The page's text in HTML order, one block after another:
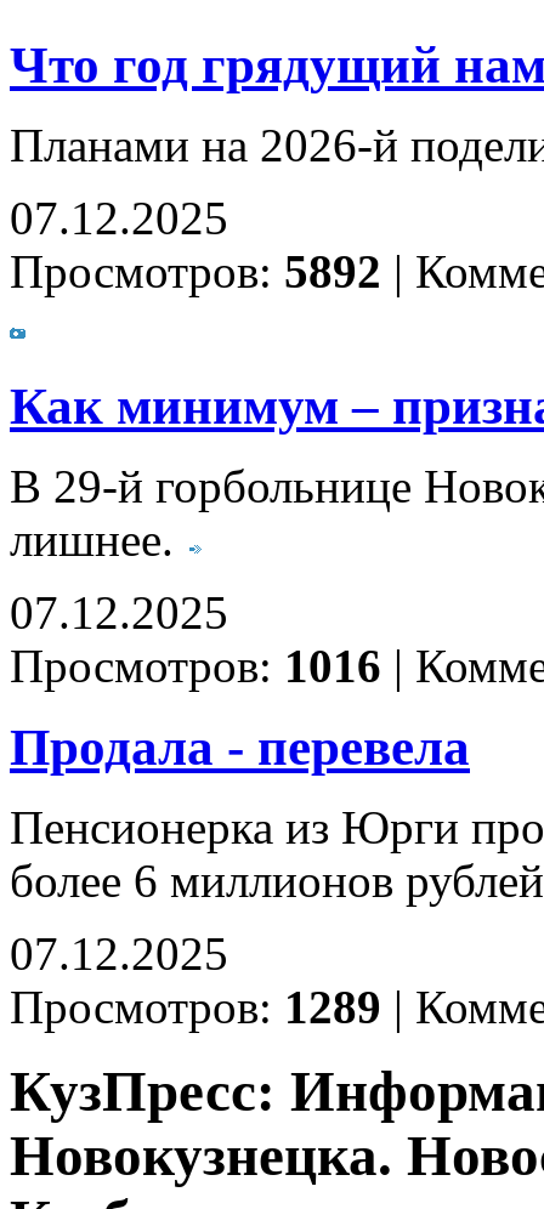
Что год грядущий
Планами на 2026-й
07.12.2025
Просмотров: 5892 |
Как минимум –
В 29-й горбольнице
лишнее.
07.12.2025
Просмотров: 1016 |
Продала - перевела
Пенсионерка из Юрги
более 6 миллионов
07.12.2025
Просмотров: 1289 |
КузПресс:
Новокузнецка.